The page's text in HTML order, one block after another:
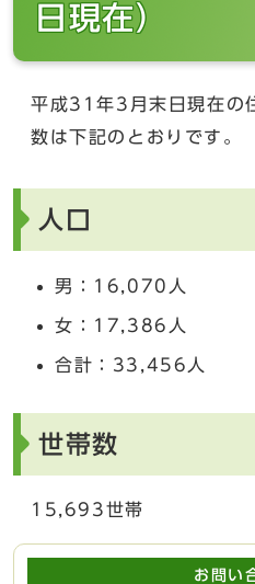
日現在）
平成31年3月末日現在の
数は下記のとおりです。
人口
男：16,070人
女：17,386人
合計：33,456人
世帯数
15,693世帯
お問い